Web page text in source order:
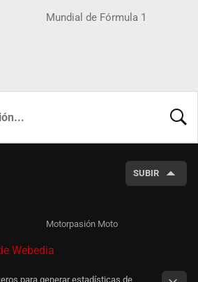
Mundial de Fórmula 1
SUBIR
Motorpasión Moto
Webedia
para generar estadísticas de